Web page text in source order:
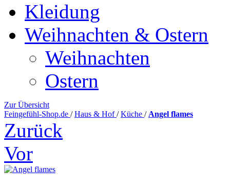
Kleidung
Weihnachten & Ostern
Weihnachten
Ostern
Zur Übersicht
Feingefühl-Shop.de / Haus & Hof/ Küche / Angel flames
Zurück
Vor